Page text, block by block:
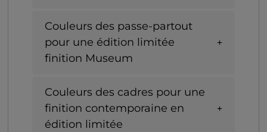
Couleurs des passe-partout
pour une édition limitée
finition Museum
Couleurs des cadres pour une
finition contemporaine en
édition limitée